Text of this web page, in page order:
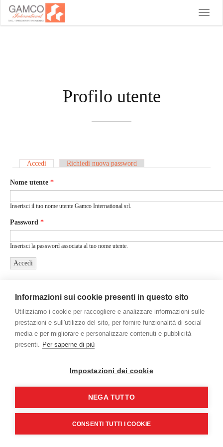
Toggle
Profilo utente
Schede primarie
Accedi (scheda attiva)
Richiedi nuova password
Nome utente *
Inserisci il tuo nome utente Gamco International srl.
Password *
Inserisci la password associata al tuo nome utente.
Gamco International Srl - Via Mestre, 5 - 20063 Cernusco sul Naviglio
Informazioni sui cookie presenti in questo sito
Utilizziamo i cookie per raccogliere e analizzare informazioni sulle
prestazioni e sull'utilizzo del sito, per fornire funzionalità di social
media e per migliorare e personalizzare contenuti e pubblicità
presenti. Per saperne di più
Impostazioni dei cookie
NEGA TUTTO
CONSENTI TUTTI I COOKIE